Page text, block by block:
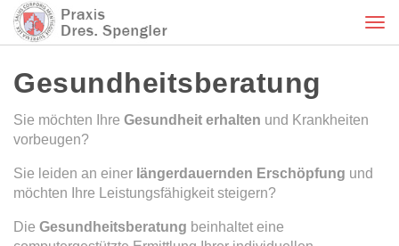
Gesundheitsberatung
Sie möchten Ihre Gesundheit erhalten und Krankheiten
vorbeugen?
Sie leiden an einer längerdauernden Erschöpfung und
möchten Ihre Leistungsfähigkeit steigern?
Die Gesundheitsberatung beinhaltet eine